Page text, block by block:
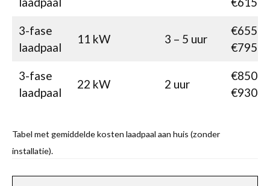
3-fase
laadpaal
11 kW 3 – 5 uur
€655-
€795
3-fase
laadpaal
22 kW 2 uur
€850-
€930
Tabel met gemiddelde kosten laadpaal aan huis (zonder
installatie).